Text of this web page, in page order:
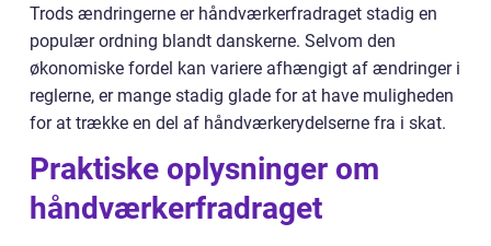
Trods ændringerne er håndværkerfradraget stadig en
populær ordning blandt danskerne. Selvom den
økonomiske fordel kan variere afhængigt af ændringer i
reglerne, er mange stadig glade for at have muligheden
for at trække en del af håndværkerydelserne fra i skat.
Praktiske oplysninger om
håndværkerfradraget